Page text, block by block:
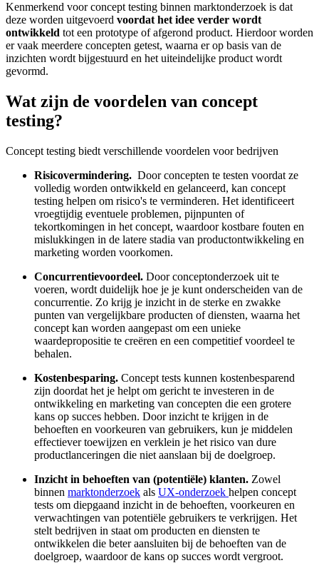
Kenmerkend voor concept testing binnen marktonderzoek is dat
deze worden uitgevoerd voordat het idee verder wordt
ontwikkeld tot een prototype of afgerond product. Hierdoor worden
er vaak meerdere concepten getest, waarna er op basis van de
inzichten wordt bijgestuurd en het uiteindelijke product wordt
gevormd.
Wat zijn de voordelen van concept
testing?
Concept testing biedt verschillende voordelen voor bedrijven
Risicovermindering. Door concepten te testen voordat ze
volledig worden ontwikkeld en gelanceerd, kan concept
testing helpen om risico's te verminderen. Het identificeert
vroegtijdig eventuele problemen, pijnpunten of
tekortkomingen in het concept, waardoor kostbare fouten en
mislukkingen in de latere stadia van productontwikkeling en
marketing worden voorkomen.
Concurrentievoordeel. Door conceptonderzoek uit te
voeren, wordt duidelijk hoe je je kunt onderscheiden van de
concurrentie. Zo krijg je inzicht in de sterke en zwakke
punten van vergelijkbare producten of diensten, waarna het
concept kan worden aangepast om een unieke
waardepropositie te creëren en een competitief voordeel te
behalen.
Kostenbesparing. Concept tests kunnen kostenbesparend
zijn doordat het je helpt om gericht te investeren in de
ontwikkeling en marketing van concepten die een grotere
kans op succes hebben. Door inzicht te krijgen in de
behoeften en voorkeuren van gebruikers, kun je middelen
effectiever toewijzen en verklein je het risico van dure
productlanceringen die niet aanslaan bij de doelgroep.
Inzicht in behoeften van (potentiële) klanten. Zowel
binnen marktonderzoek als UX-onderzoek helpen concept
tests om diepgaand inzicht in de behoeften, voorkeuren en
verwachtingen van potentiële gebruikers te verkrijgen. Het
stelt bedrijven in staat om producten en diensten te
ontwikkelen die beter aansluiten bij de behoeften van de
doelgroep, waardoor de kans op succes wordt vergroot.